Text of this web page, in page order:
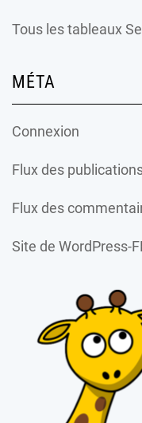
Tous les tableaux
MÉTA
Connexion
Flux des
Flux des
Site de WordPress-